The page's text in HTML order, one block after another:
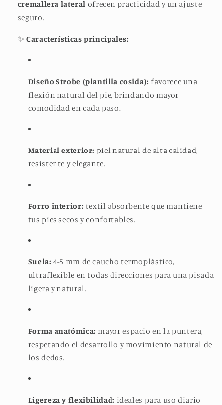
cremallera lateral ofrecen practicidad y un ajuste
seguro.
✨Características principales:
Diseño Strobe (plantilla cosida): favorece una
flexión natural del pie, brindando mayor
comodidad en cada paso.
Material exterior: piel natural de alta calidad,
resistente y elegante.
Forro interior: textil absorbente que mantiene
tus pies secos y confortables.
Suela: 4-5 mm de caucho termoplástico,
ultraflexible en todas direcciones para una pisada
ligera y natural.
Forma anatómica: mayor espacio en la puntera,
respetando el desarrollo y movimiento natural de
los dedos.
Ligereza y flexibilidad: ideales para uso diario